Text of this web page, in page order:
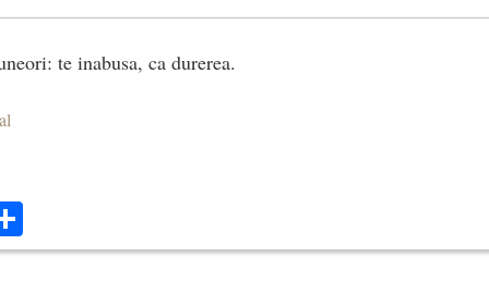
te inabusa, ca durerea.